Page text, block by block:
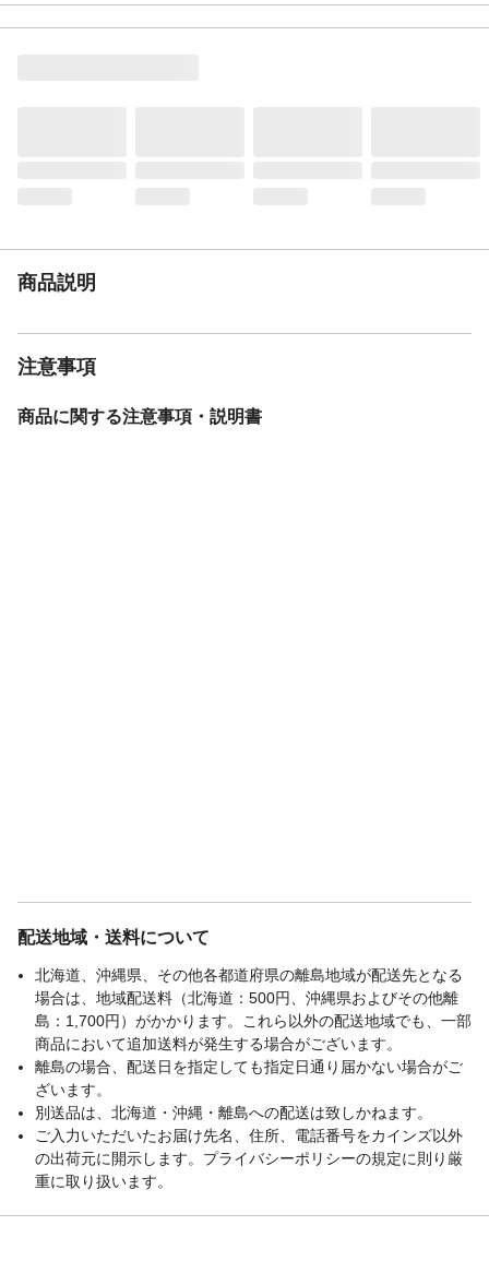
幅(mm)
10
商品説明
注意事項
商品に関する注意事項・説明書
配送地域・送料について
北海道、沖縄県、その他各都道府県の離島地域が配送先となる
場合は、地域配送料（北海道：500円、沖縄県およびその他離
島：1,700円）がかかります。これら以外の配送地域でも、一部
商品において追加送料が発生する場合がございます。
離島の場合、配送日を指定しても指定日通り届かない場合がご
ざいます。
別送品は、北海道・沖縄・離島への配送は致しかねます。
ご入力いただいたお届け先名、住所、電話番号をカインズ以外
の出荷元に開示します。プライバシーポリシーの規定に則り厳
重に取り扱います。